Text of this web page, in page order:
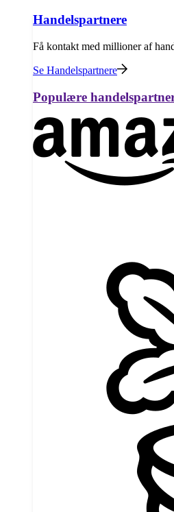
Handelspartnere
Få kontakt med millioner af
Se Handelspartnere
Populære